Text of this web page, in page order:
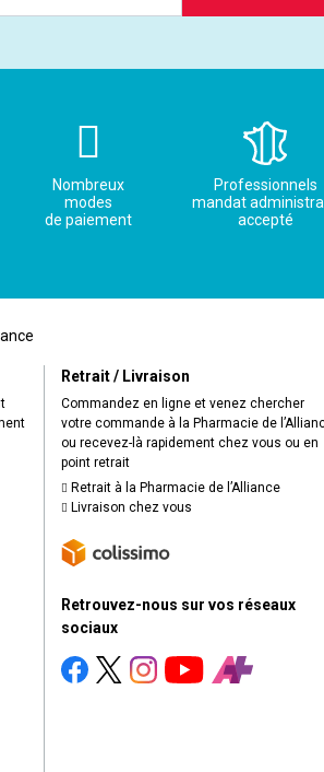
Nombreux
modes
de paiement
Professionnels
mandat
accepté
Retrait / Livraison
Commandez en ligne et venez chercher
votre commande à la Pharmacie de
ou recevez-là rapidement chez vous ou en
point retrait
Retrait à la Pharmacie de l’Alliance
Livraison chez vous
Retrouvez-nous sur vos réseaux
sociaux